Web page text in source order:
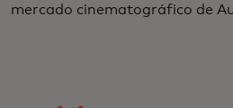
mercado cinematográfico de